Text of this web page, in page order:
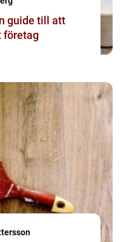
guide till att
företag